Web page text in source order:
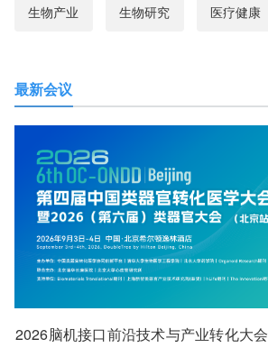
生物产业 生物研究 医疗健康
最新会议
2026脑机接口前沿技术与产业转化大会